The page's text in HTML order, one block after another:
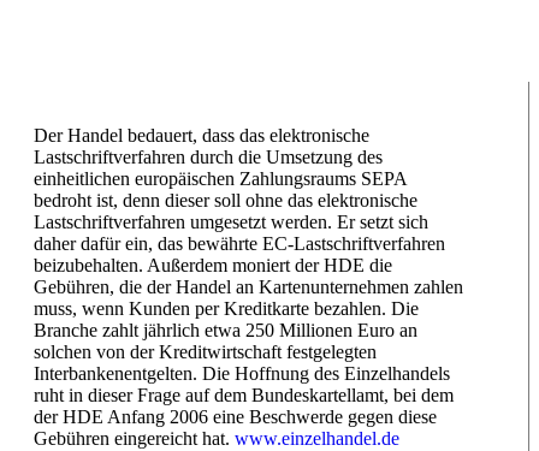
Der Handel bedauert, dass das elektronische
Lastschriftverfahren durch die Umsetzung des
einheitlichen europäischen Zahlungsraums SEPA
bedroht ist, denn dieser soll ohne das elektronische
Lastschriftverfahren umgesetzt werden. Er setzt sich
daher dafür ein, das bewährte EC-Lastschriftverfahren
beizubehalten. Außerdem moniert der HDE die
Gebühren, die der Handel an Kartenunternehmen zahlen
muss, wenn Kunden per Kreditkarte bezahlen. Die
Branche zahlt jährlich etwa 250 Millionen Euro an
solchen von der Kreditwirtschaft festgelegten
Interbankenentgelten. Die Hoffnung des Einzelhandels
ruht in dieser Frage auf dem Bundeskartellamt, bei dem
der HDE Anfang 2006 eine Beschwerde gegen diese
Gebühren eingereicht hat. www.einzelhandel.de